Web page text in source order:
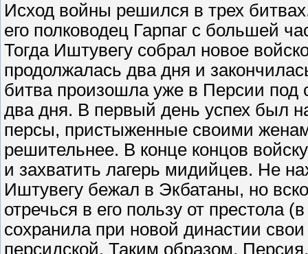
Исход войны решился в трех
его полководец Гарпаг с большей
Тогда Иштувегу собрал новое
продолжалась два дня и
битва произошла уже в Персии под
два дня. В первый день успех был
персы, пристыженные своими
решительнее. В конце концов
и захватить лагерь мидийцев. Не
Иштувегу бежал в Экбатаны, но
отречься в его пользу от престола
сохранила при новой династии
персидской. Таким образом,